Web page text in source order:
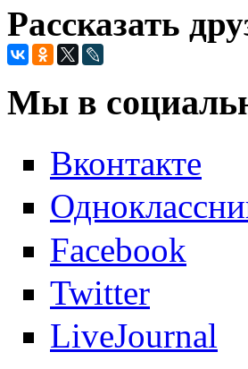
Рассказать
Мы в
Вконтакте
Facebook
Twitter
LiveJournal